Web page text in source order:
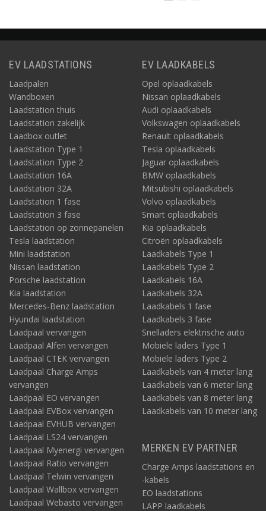
EV LAADSTATIONS
Laadpalen
Wandboxen
Laadstation thuis
Laadstation zakelijk
Laadbox outlet
Laadstation Type 1
Laadstation Type 2
Laadstation 16A
Laadstation 32A
Laadstation 1 fase
Laadstation 3 fase
Laadstation op zonnepanelen
Tesla laadstation
Mini laadstation
Nissan laadstation
Porsche laadstation
Kia laadstation
Mercedes-Benz laadstation
Hyundai laadstation
Laadpaal vervangen
Laadpaal Alfen vervangen
Laadpaal CTEK vervangen
Laadpaal Charge Amps
vervangen
Laadpaal EO vervangen
Laadpaal EVBox vervangen
Laadpaal EVHUB vervangen
Laadpaal LS24 vervangen
Laadpaal Myenergi vervangen
Laadpaal Ratio vervangen
Laadpaal Telwin vervangen
Laadpaal Wallbox vervangen
Laadpaal Webasto vervangen
EV LAADKABELS
Opel oplaadkabels
Nissan oplaadkabels
Audi oplaadkabels
Volkswagen oplaadkabels
Renault oplaadkabels
Tesla oplaadkabels
Jaguar oplaadkabels
BMW oplaadkabels
Mitsubishi oplaadkabels
Volvo oplaadkabels
Smart oplaadkabels
Kia oplaadkabels
Citroën oplaadkabels
Laadkabels Type 1
Laadkabels Type 2
Laadkabels 16A
Laadkabels 32A
Laadkabels 1 fase
Laadkabels 3 fase
Snelladers elektrische auto
Mobiele laders Type 1
Mobiele laders Type 2
Laadkabels van 4 meter lang
Laadkabels van 6 meter lang
Laadkabels van 8 meter lang
Laadkabels van 10 meter lang
MERKEN EV PARTNER
Charge Amps laadstations en
-kabels
EO laadstations
LAPP laadkabels